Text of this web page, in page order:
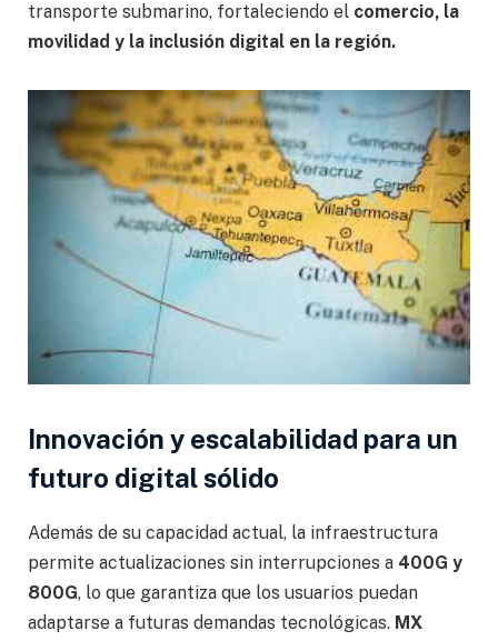
transporte submarino, fortaleciendo el comercio, la
movilidad y la inclusión digital en la región.
Innovación y escalabilidad para un
futuro digital sólido
Además de su capacidad actual, la infraestructura
permite actualizaciones sin interrupciones a 400G y
800G, lo que garantiza que los usuarios puedan
adaptarse a futuras demandas tecnológicas. MX